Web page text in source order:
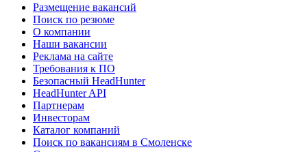
Размещение вакансий
Поиск по резюме
О компании
Наши вакансии
Реклама на сайте
Требования к ПО
Безопасный HeadHunter
HeadHunter API
Партнерам
Инвесторам
Каталог компаний
Поиск по вакансиям в Смоленске